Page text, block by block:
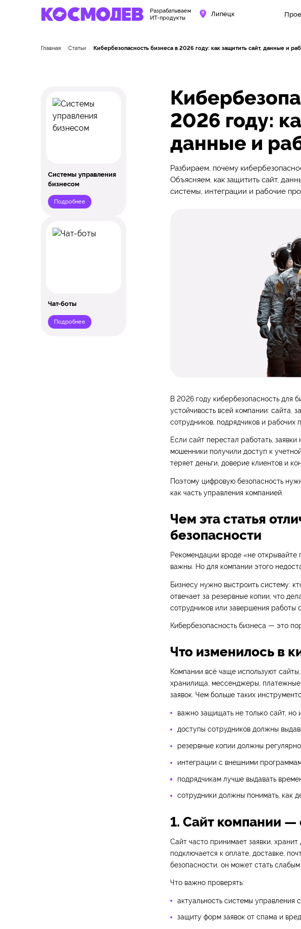
Разрабатываем
ИТ-продукты
Липецк
Главная Статьи Кибербезопасность бизнеса в 2026 году: как защитить сайт, данные и
Системы управления
бизнесом
Подробнее
Чат-боты
Подробнее
2026 году:
данные и
Разбираем, почему
Объясняем, как защитить сайт,
системы, интеграции и рабочие
В 2026 году кибербезопасность для
устойчивость всей компании: сайта,
сотрудников, подрядчиков и рабочих
Если сайт перестал работать,
мошенники получили доступ к
теряет деньги, доверие клиентов и
Поэтому цифровую безопасность
как часть управления компанией.
Чем эта статья
безопасности
Рекомендации вроде «не
важны. Но для компании этого
Бизнесу нужно выстроить систему:
отвечает за резервные копии, что
сотрудников или завершения работы
Кибербезопасность бизнеса — это
Что изменилось в
Компании всё чаще используют
хранилища, мессенджеры, платежные
заявок. Чем больше таких
важно защищать не только сайт, но
доступы сотрудников должны
резервные копии должны регулярно
интеграции с внешними
подрядчикам лучше выдавать
сотрудники должны понимать, как
1. Сайт компании —
Сайт часто принимает заявки,
подключается к оплате, доставке,
безопасности, он может стать слабым
Что важно проверять:
актуальность системы управления
защиту форм заявок от спама и